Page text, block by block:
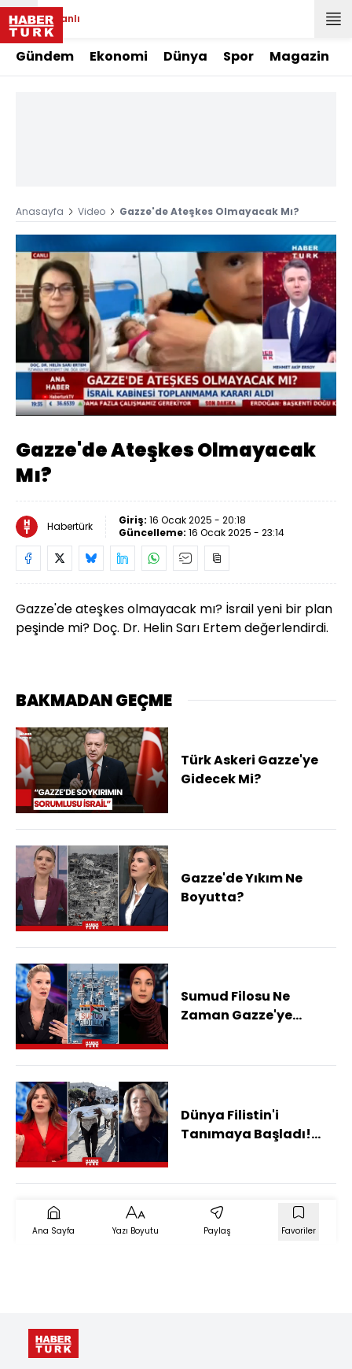
Canlı
Gündem Ekonomi Dünya Spor Magazin
Anasayfa Video Gazze'de Ateşkes Olmayacak Mı?
Sesi
Aç
Yüklendi:
24.47%
Oynatma
Hızı
Gazze'de Ateşkes Olmayacak
Mı?
Habertürk Giriş: 16 Ocak 2025 - 20:18
Güncelleme: 16 Ocak 2025 - 23:14
Gazze'de ateşkes olmayacak mı? İsrail yeni bir plan
peşinde mi? Doç. Dr. Helin Sarı Ertem değerlendirdi.
BAKMADAN GEÇME
Türk Askeri Gazze'ye
Gidecek Mi?
Gazze'de Yıkım Ne
Boyutta?
Sumud Filosu Ne
Zaman Gazze'ye
Dünya Filistin'i
Tanımaya Başladı!
Ana Sayfa Yazı Boyutu Paylaş Favoriler